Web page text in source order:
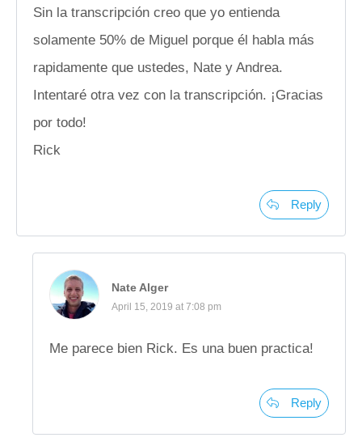
Sin la transcripción creo que yo entienda
solamente 50% de Miguel porque él habla más
rapidamente que ustedes, Nate y Andrea.
Intentaré otra vez con la transcripción. ¡Gracias
por todo!
Rick
Reply
Nate Alger
April 15, 2019 at 7:08 pm
Me parece bien Rick. Es una buen practica!
Reply